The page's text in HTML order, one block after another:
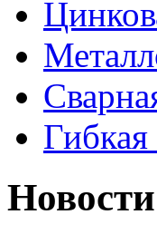
Новости